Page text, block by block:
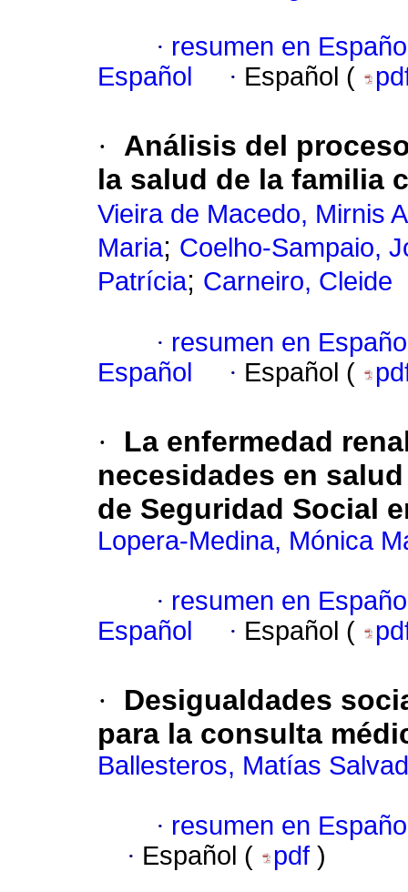
· resumen en
Español
· Español (
·
Análisis del
la salud de la familia
Vieira de Macedo, Mirnis
Maria; Coelho-Sampaio,
Patrícia; Carneiro, Cleide
· resumen en
Español
· Español (
·
La enfermedad
necesidades en
de Seguridad Social
Lopera-Medina, Mónica
· resumen en
Español
· Español (
·
Desigualdades
para la consulta
Ballesteros, Matías
· resumen en
· Español ( pdf )